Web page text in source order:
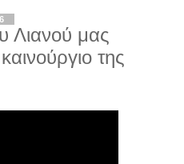
Λιανού μας
της